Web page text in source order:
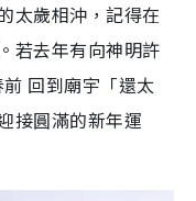
太歲相沖，記得在
若去年有向神明許
回到廟宇「還太
接圓滿的新年運